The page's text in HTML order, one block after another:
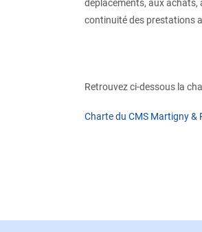
déplacements, aux achats,
continuité des prestations
Retrouvez ci-dessous la
Charte du CMS Martigny &